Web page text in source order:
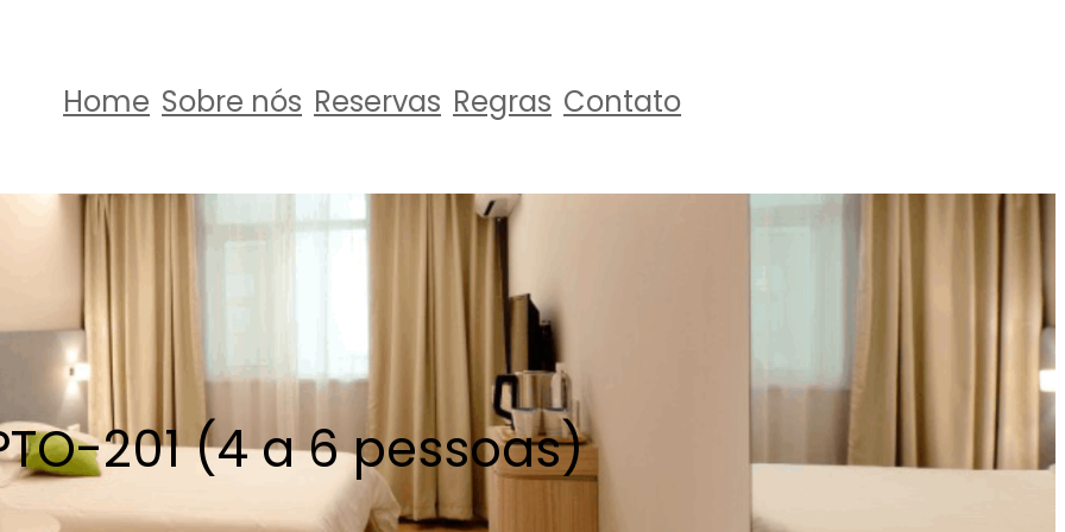
Home Sobre nós Reservas Regras Contato
201 (4 a 6 pessoas)